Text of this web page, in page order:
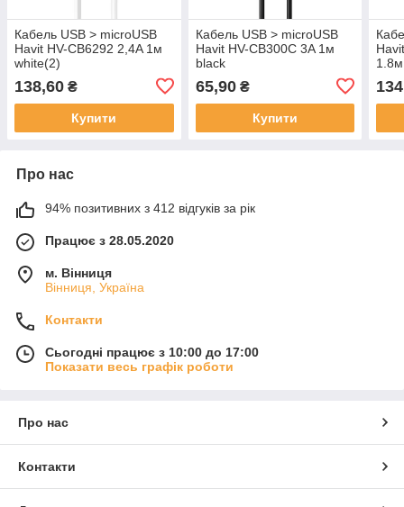
Кабель USB > microUSB
Havit HV-CB6292 2,4A 1м
white(2)
138,60 ₴
Купити
Кабель USB > microUSB
Havit HV-CB300C 3A 1м
black
65,90₴
Купити
Про нас
94% позитивних з 412 відгуків за рік
Працює з 28.05.2020
м. Вінниця
Вінниця, Україна
Контакти
Сьогодні працює з 10:00 до 17:00
Показати весь графік роботи
Про нас
Контакти